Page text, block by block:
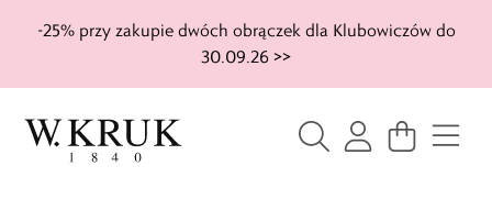
-25% przy zakupie dwóch obrączek dla Klubowiczów do
30.09.26 >>